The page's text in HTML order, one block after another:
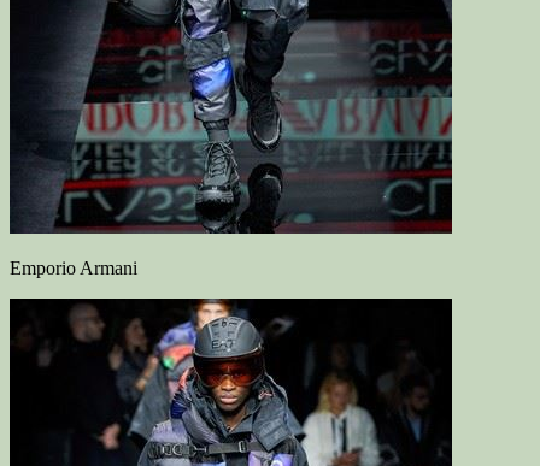
Emporio Armani